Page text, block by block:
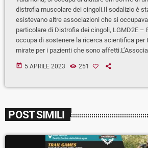
distrofia muscolare dei cingoli.Il sodalizio è
esistevano altre associazioni che si
particolare di Distrofia dei cingoli, LGMD2E –
occupa di sostenere la ricerca scientifica per
mirate per i pazienti che sono
today 5 APRILE 2023 251
POST SIMILI